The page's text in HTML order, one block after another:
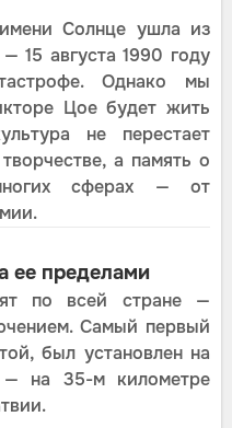
Солнце ушла из
15 августа 1990 году
Однако мы
Цое будет жить
не перестает
а память о
сферах — от
ее пределами
по всей стране —
Самый первый
был установлен на
— на 35-м километре